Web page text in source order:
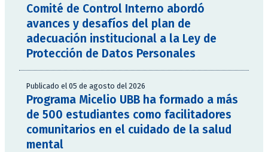
Comité de Control Interno abordó
avances y desafíos del plan de
adecuación institucional a la Ley de
Protección de Datos Personales
Publicado el 05 de agosto del 2026
Programa Micelio UBB ha formado a más
de 500 estudiantes como facilitadores
comunitarios en el cuidado de la salud
mental